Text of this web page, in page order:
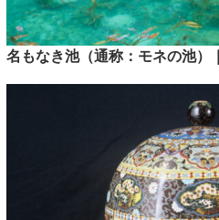
名もなき池（通称：モネの池）